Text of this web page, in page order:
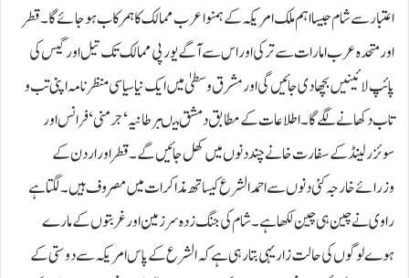
اعتبار سے شام جیسا اہم ملک امریکہ کے ہمنوا عرب ممالک کا ہمرکاب ہو جائے گا۔ قطر
اور متحدہ عرب امارات سے ترکی اور اس سے آگے یورپی ممالک تک تیل اور گیس کی
پائپ لائینیں بچھا دی جائیں گی اور مشرق وسطیٰ میں ایک نیا سیاسی منظر نامہ اپنی تب و
تاب دکھانے لگے گا۔اطلاعات کے مطابق دمشق میںبرطانیہ‘ جرمنی‘ فرانس اور
سوئزرلینڈ کے سفارت خانے چند دنوں میں کھل جائیں گے۔ قطر اور اردن کے
وزرائے خارجہ کئی دنوں سے احمد الشرع کیساتھ مذاکرات میں مصروف ہیں۔ لگتا ہے
راوی نے چین ہی چین لکھا ہے۔شام کی جنگ زدہ سرزمین اور غربتوں کے مارے
ہوے لوگوں کی حالت زار یہی بتا رہی ہے کہ الشرع کے پاس امریکہ سے دوستی کے